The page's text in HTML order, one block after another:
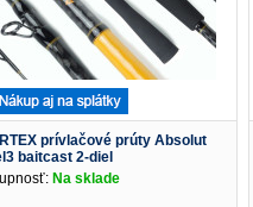
prívlačové prúty Absolut
baitcast 2-diel
Na sklade